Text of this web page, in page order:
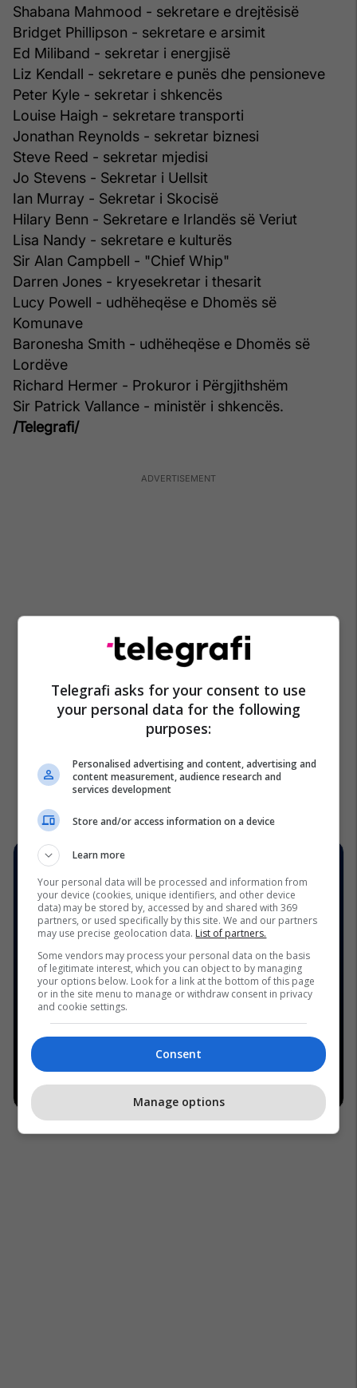
Shabana Mahmood - sekretare e drejtësisë
Bridget Phillipson - sekretare e arsimit
Ed Miliband - sekretar i energjisë
Liz Kendall - sekretare e punës dhe pensioneve
Peter Kyle - sekretar i shkencës
Louise Haigh - sekretare transporti
Jonathan Reynolds - sekretar biznesi
Steve Reed - sekretar mjedisi
Jo Stevens - Sekretar i Uellsit
Ian Murray - Sekretar i Skocisë
Hilary Benn - Sekretare e Irlandës së Veriut
Lisa Nandy - sekretare e kulturës
Sir Alan Campbell - "Chief Whip"
Darren Jones - kryesekretar i thesarit
Lucy Powell - udhëheqëse e Dhomës së
Komunave
Baronesha Smith - udhëheqëse e Dhomës së
Lordëve
Richard Hermer - Prokuror i Përgjithshëm
Sir Patrick Vallance - ministër i shkencës.
/Telegrafi/
Telegrafi asks for your consent to use
your personal data for the following
purposes:
Personalised advertising and content, advertising and
content measurement, audience research and
services development
Store and/or access information on a device
Learn more
Your personal data will be processed and information from
your device (cookies, unique identifiers, and other device
data) may be stored by, accessed by and shared with 369
partners, or used specifically by this site. We and our partners
may use precise geolocation data. List of partners.
Some vendors may process your personal data on the basis
of legitimate interest, which you can object to by managing
your options below. Look for a link at the bottom of this page
or in the site menu to manage or withdraw consent in privacy
and cookie settings.
Consent
Manage options